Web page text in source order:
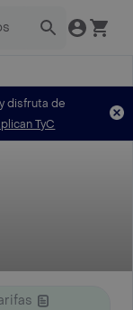
y disfruta de
TyC